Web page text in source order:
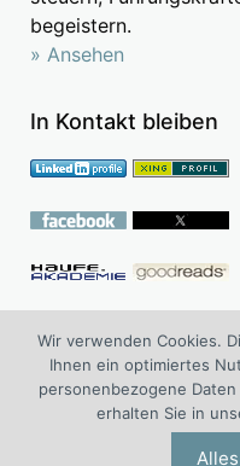
begeistern.
» Ansehen
In Kontakt bleiben
®
Consulting und Advisory
Wir verwenden Cookies.
Ihnen ein optimiertes
personenbezogene
erhalten Sie in